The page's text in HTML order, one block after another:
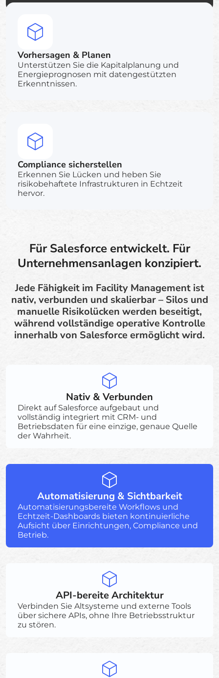
Nachhaltigkeitsmanagement
Überwachen Sie die Umweltauswirkungen,
und verwalten Sie die Energieeffizienz in den
Einrichtungen.
Vorhersagen & Planen
Unterstützen Sie die Kapitalplanung und
Energieprognosen mit datengestützten
Erkenntnissen.
Compliance sicherstellen
Erkennen Sie Lücken und heben Sie
risikobehaftete Infrastrukturen in Echtzeit
hervor.
Für Salesforce entwickelt. Für
Unternehmensanlagen konzipiert.
Jede Fähigkeit im Facility Management ist
nativ, verbunden und skalierbar – Silos und
manuelle Risikolücken werden beseitigt,
während vollständige operative Kontrolle
innerhalb von Salesforce ermöglicht wird.
Nativ & Verbunden
Direkt auf Salesforce aufgebaut und
vollständig integriert mit CRM- und
Betriebsdaten für eine einzige, genaue Quelle
der Wahrheit.
Automatisierung & Sichtbarkeit
Automatisierungsbereite Workflows und
Echtzeit-Dashboards bieten kontinuierliche
Aufsicht über Einrichtungen, Compliance und
Betrieb.
API-bereite Architektur
Verbinden Sie Altsysteme und externe Tools
über sichere APIs, ohne Ihre Betriebsstruktur
zu stören.